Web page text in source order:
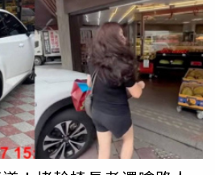
2分之1。王至德直言，一般育兒網
子日常，塑造愛孩子的形象，結果
女兒在一旁就開始吸毒，「都沒
品嗎？這還算是愛小孩嗎？」王至
煙彈吸食後根本沒辦法好好開車，
是想害誰？「看來這位網紅媽媽現
讚或廠商的業配，而是戒毒所的通
在22日晚間6時許，吸食依托咪酯
休旅車要從龜山回到桃園住處，行